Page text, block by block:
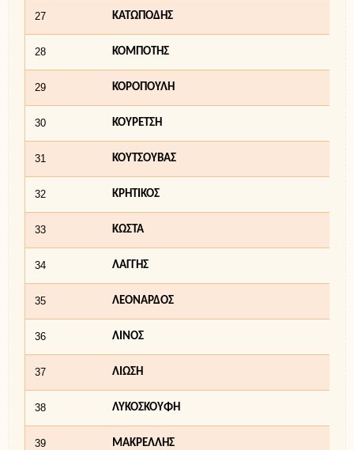
27 ΚΑΤΩΠΟΔΗΣ
28 ΚΟΜΠΟΤΗΣ
29 ΚΟΡΟΠΟΥΛΗ
30 ΚΟΥΡΕΤΣΗ
31 ΚΟΥΤΣΟΥΒΑΣ
32 ΚΡΗΤΙΚΟΣ
33 ΚΩΣΤΑ
34 ΛΑΓΓΗΣ
35 ΛΕΟΝΑΡΔΟΣ
36 ΛΙΝΟΣ
37 ΛΙΩΣΗ
38 ΛΥΚΟΣΚΟΥΦΗ
39 ΜΑΚΡΕΛΛΗΣ